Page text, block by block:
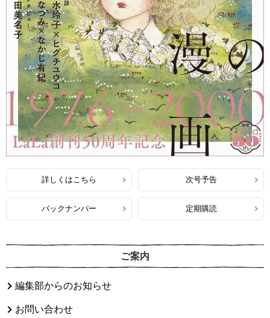
詳しくはこちら 次号予告
バックナンバー 定期購読
ご案内
編集部からのお知らせ
お問い合わせ